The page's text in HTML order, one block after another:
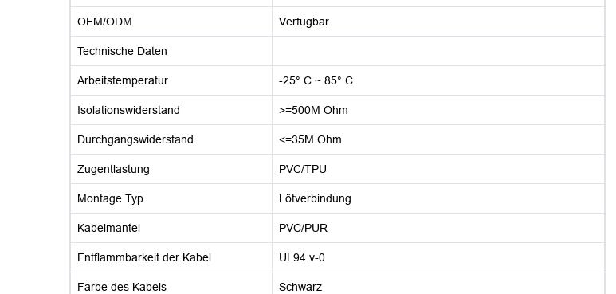
OEM/ODM Verfügbar
Technische Daten
Arbeitstemperatur -25° C ~ 85° C
Isolationswiderstand >=500M Ohm
Durchgangswiderstand <=35M Ohm
Zugentlastung PVC/TPU
Montage Typ Lötverbindung
Kabelmantel PVC/PUR
Entflammbarkeit der Kabel UL94 v-0
Farbe des Kabels Schwarz